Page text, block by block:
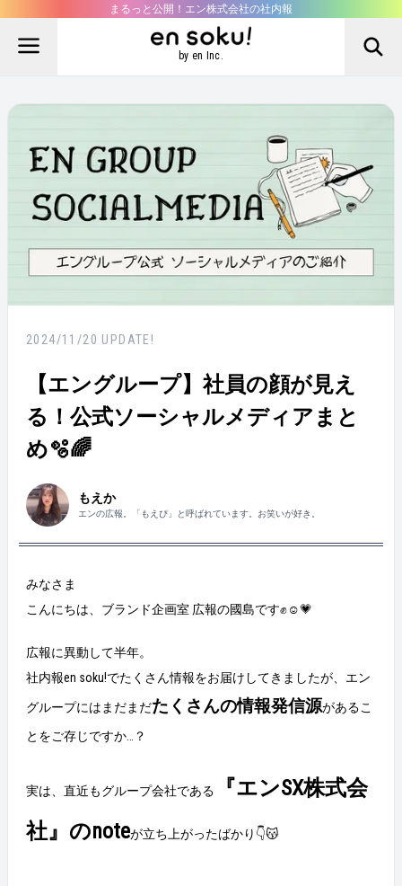
まるっと公開！エン株式会社の社内報
by en Inc.
2024/11/20 UPDATE!
【エングループ】社員の顔が見え
る！公式ソーシャルメディアまと
め🫧🌈
もえか
エンの広報。「もえぴ」と呼ばれています。お笑いが好き。
みなさま
こんにちは、ブランド企画室 広報の國島です✊☺️💗
広報に異動して半年。
社内報en soku!でたくさん情報をお届けしてきましたが、エン
グループにはまだまだたくさんの情報発信源があるこ
とをご存じですか…？
実は、直近もグループ会社である
『エンSX株式会
社』のnoteが立ち上がったばかり👇😽